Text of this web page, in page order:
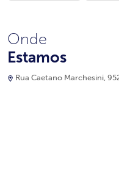
Onde
Estamos
Rua Caetano Marchesini,